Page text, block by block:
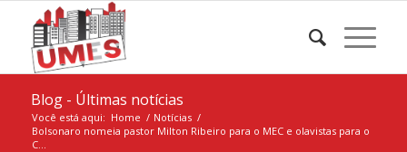
Blog - Últimas notícias
Você está aqui: Home / Notícias /
Bolsonaro nomeia pastor Milton Ribeiro para o MEC e olavistas para o
C...